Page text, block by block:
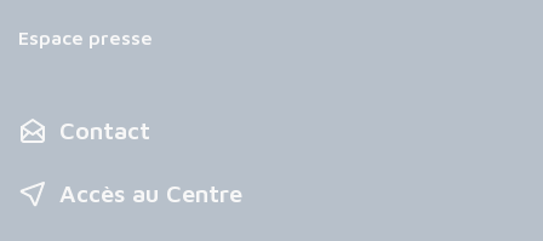
Espace presse
Contact
Accès au Centre